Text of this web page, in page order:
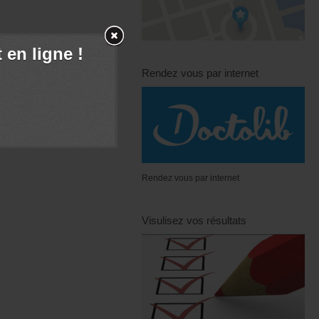
en ligne !
remboursement.
Rendez vous par internet
Rendez vous par internet
Visulisez vos résultats